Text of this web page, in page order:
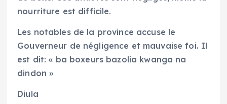
nourriture est difficile.
Les notables de la province accuse le
Gouverneur de négligence et mauvaise foi. Il
est dit: « ba boxeurs bazolia kwanga na
dindon »
Diula